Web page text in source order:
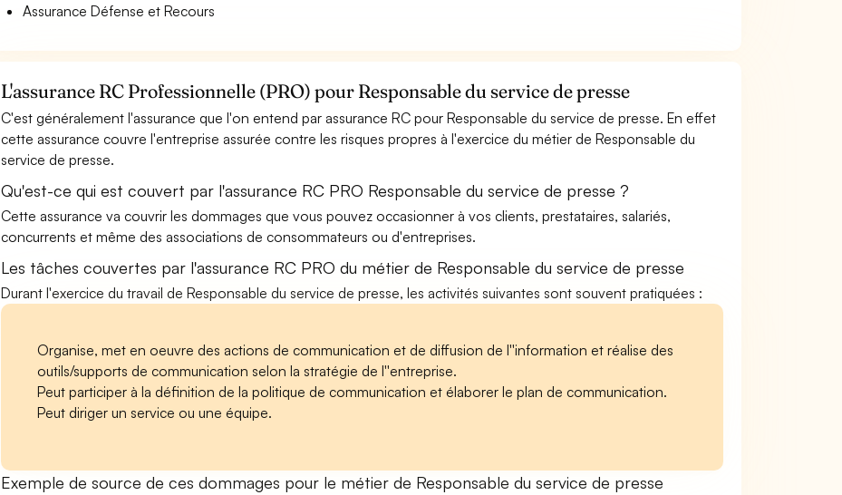
Assurance Défense et Recours
L'assurance RC Professionnelle (PRO) pour Responsable du service de presse
C'est généralement l'assurance que l'on entend par assurance RC pour Responsable du service de presse. En effet
cette assurance couvre l'entreprise assurée contre les risques propres à l'exercice du métier de Responsable du
service de presse.
Qu'est-ce qui est couvert par l'assurance RC PRO Responsable du service de presse ?
Cette assurance va couvrir les dommages que vous pouvez occasionner à vos clients, prestataires, salariés,
concurrents et même des associations de consommateurs ou d'entreprises.
Les tâches couvertes par l'assurance RC PRO du métier de Responsable du service de presse
Durant l'exercice du travail de Responsable du service de presse, les activités suivantes sont souvent pratiquées :
Organise, met en oeuvre des actions de communication et de diffusion de l''information et réalise des
outils/supports de communication selon la stratégie de l''entreprise.
Peut participer à la définition de la politique de communication et élaborer le plan de communication.
Peut diriger un service ou une équipe.
Exemple de source de ces dommages pour le métier de Responsable du service de presse